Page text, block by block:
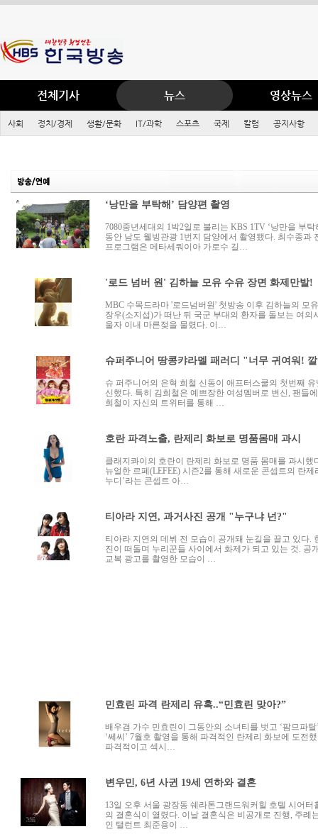
전체기사 뉴스 영상뉴스
사회 정치/경제 생활/문화 IT/과학 스포츠 국제 칼럼 공지사항
‘낭만을 부탁해’ 담양편 촬영
7080중년세대의 1박2일로 불리는 KBS 1TV ‘낭만을 부
동안 남도 웰빙관광 1번지 담양에서 촬영됐다. 최수종과
프로그램은 메타세쿼이아 가로수 길…
'로드 넘버 원' 김하늘 모유 수유 장면 화제만발!
MBC 수목드라마 '로드넘버원' 첫방송 이후 김하늘의 모
장우(소지섭)가 떠난 뒤 국군 부대의 환자를 돌보는 여
울자 이내 마른젖을 물렸다. 이…
슈퍼주니어 땅콩캬라멜 패러디 "너무 귀여워!
슈 퍼주니어의 은혁 희철 신동이 애프터스쿨의 첫번째
신했다. 특히 김희철은 예쁘장한 여성멤버로 변신, 팬들
희철이 자신의 트위터를 통해 …
호란 파격노출, 란제리 화보로 명품몸매 과시
클래지콰이의 호란이 란제리 화보로 명품 몸매를 과시
뉴얼한 르페(LEFEE) 시즌2를 통해 새로운 콘셉트의 란
누디’라는 콘셉트 아…
티아라 지연, 과거사진 공개 "누구냐 넌?"
티아라 지연의 데뷔 전 모습이 공개돼 눈길을 끌고 있다.
진이 떠돌며 누리꾼들 사이에서 화제가 되고 있는 것. 공
교복 광고를 촬영한 모습이 …
민효린 파격 란제리 유혹..“민효린 맞아?”
배우겸 가수 민효린이 그동안의 소녀티를 벗고 ‘팜므파
‘쎄씨’ 7월호 촬영을 통해 파격적인 란제리 화보에 도전
파격적이고 섹시…
변우민, 6년 사귄 19세 연하와 결혼
13일 오후 서울 광장동 쉐라톤그랜드워커힐 호텔 시어
의 결혼식이 열렸다. 이날 결혼식은 비공개로 진행, 주례
인 탤런트 최준용이 …